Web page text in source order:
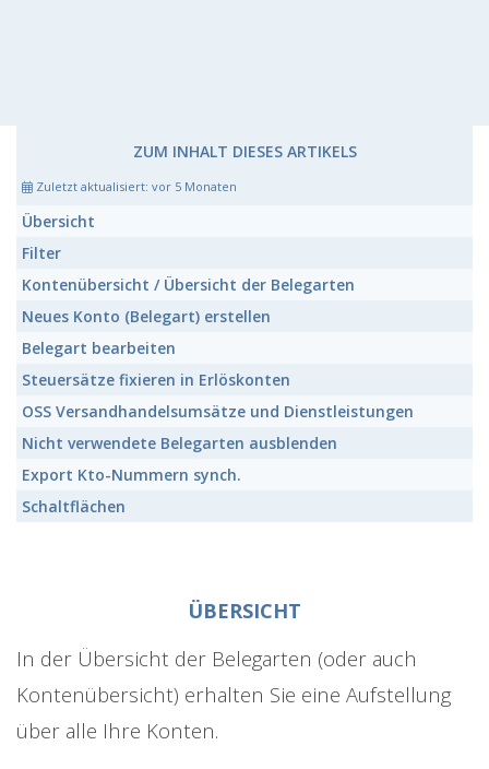
ZUM INHALT DIESES ARTIKELS
Zuletzt aktualisiert: vor 5 Monaten
Übersicht
Filter
Kontenübersicht / Übersicht der Belegarten
Neues Konto (Belegart) erstellen
Belegart bearbeiten
Steuersätze fixieren in Erlöskonten
OSS Versandhandelsumsätze und Dienstleistungen
Nicht verwendete Belegarten ausblenden
Export Kto-Nummern synch.
Schaltflächen
ÜBERSICHT
In der Übersicht der Belegarten (oder auch
Kontenübersicht) erhalten Sie eine Aufstellung
über alle Ihre Konten.